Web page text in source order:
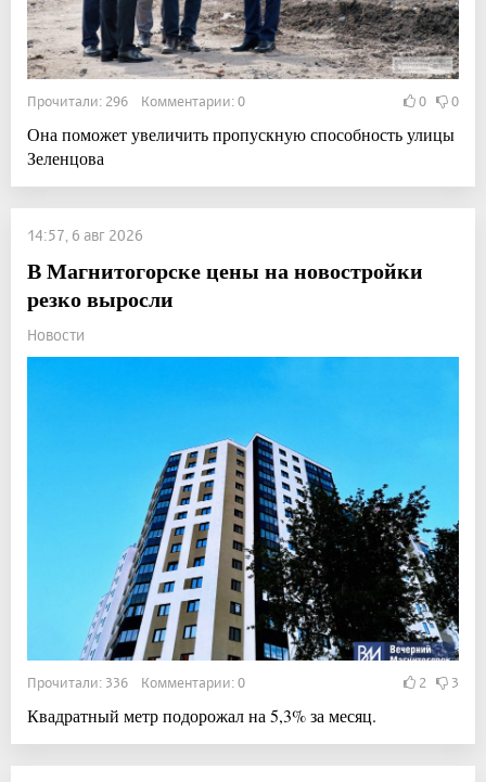
Прочитали: 296 Комментарии: 0 0 0
Она поможет увеличить пропускную способность улицы
Зеленцова
14:57, 6 авг 2026
В Магнитогорске цены на новостройки
резко выросли
Новости
Прочитали: 336 Комментарии: 0 2 3
Квадратный метр подорожал на 5,3% за месяц.